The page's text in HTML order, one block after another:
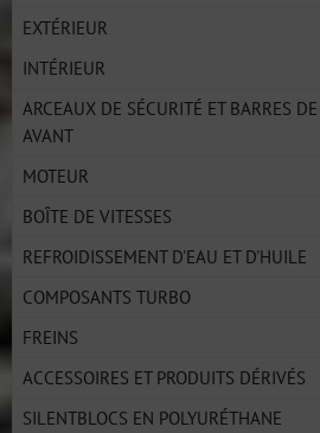
EXTÉRIEUR
INTÉRIEUR
ARCEAUX DE SÉCURITÉ ET BARRES
AVANT
MOTEUR
BOÎTE DE VITESSES
REFROIDISSEMENT D'EAU ET D'HUILE
COMPOSANTS TURBO
FREINS
ACCESSOIRES ET PRODUITS DÉRIVÉS
SILENTBLOCS EN POLYURÉTHANE